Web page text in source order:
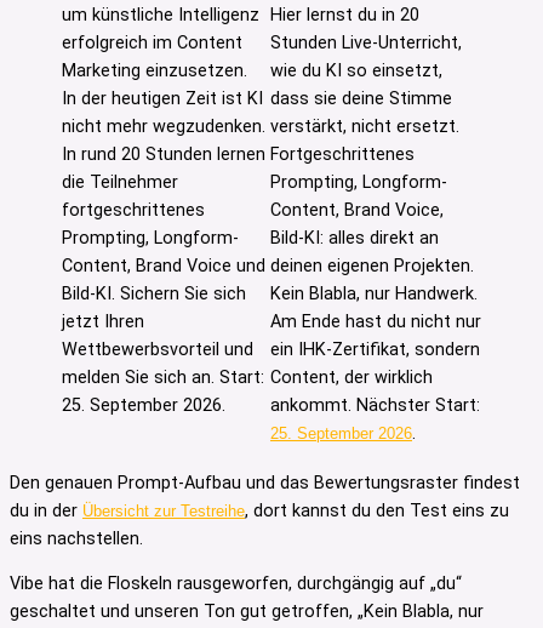
um künstliche Intelligenz
erfolgreich im Content
Marketing einzusetzen.
In der heutigen Zeit ist KI
nicht mehr wegzudenken.
In rund 20 Stunden lernen
die Teilnehmer
fortgeschrittenes
Prompting, Longform-
Content, Brand Voice und
Bild-KI. Sichern Sie sich
jetzt Ihren
Wettbewerbsvorteil und
melden Sie sich an. Start:
25. September 2026.
Hier lernst du in 20
Stunden Live-Unterricht,
wie du KI so einsetzt,
dass sie deine Stimme
verstärkt, nicht ersetzt.
Fortgeschrittenes
Prompting, Longform-
Content, Brand Voice,
Bild-KI: alles direkt an
deinen eigenen Projekten.
Kein Blabla, nur Handwerk.
Am Ende hast du nicht nur
ein IHK-Zertifikat, sondern
Content, der wirklich
ankommt. Nächster Start:
25. September 2026.
Den genauen Prompt-Aufbau und das Bewertungsraster findest
du in der Übersicht zur Testreihe, dort kannst du den Test eins zu
eins nachstellen.
Vibe hat die Floskeln rausgeworfen, durchgängig auf „du“
geschaltet und unseren Ton gut getroffen, „Kein Blabla, nur